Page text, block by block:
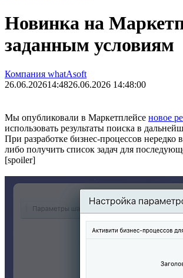
Новинка на
заданным условиям
Компания whatAsoft
26.06.202614:4826.06.2026 14:48:00
Мы опубликовали в Маркетплейсе новое
использовать результаты поиска в
При разработке бизнес-процессов
либо получить список задач для
[spoiler]